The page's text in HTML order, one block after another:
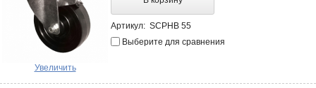
Увеличить
Артикул: SCPHB 55
Выберите для сравнения